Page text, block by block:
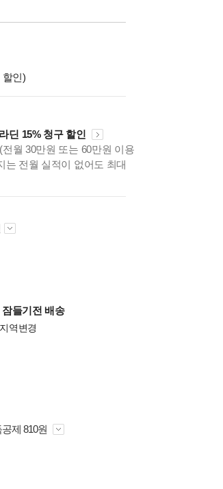
할인)
딘 15% 청구 할인
월 30만원 또는 60만원 이용
는 전월 실적이 없어도 최대
잠들기전 배송
지역변경
제 810원